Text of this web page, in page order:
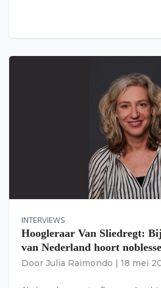
INTERVIEWS
Hoogleraar Van Sliedregt:
van Nederland hoort
Door Julia Raimondo 18 mei